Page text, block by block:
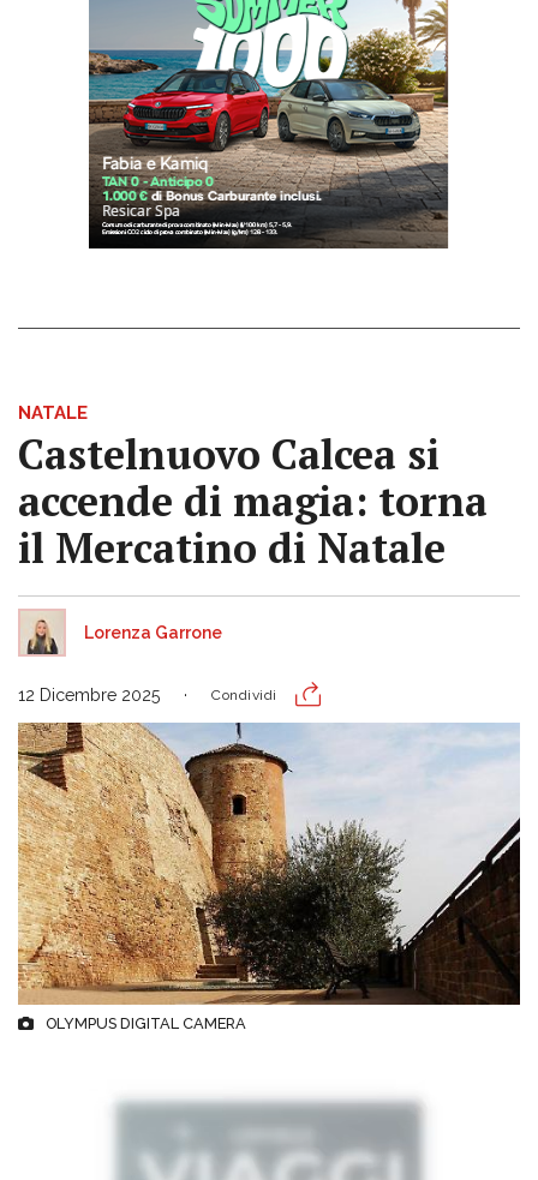
NATALE
Castelnuovo Calcea si
accende di magia: torna
il Mercatino di Natale
Lorenza Garrone
12 Dicembre 2025 Condividi
OLYMPUS DIGITAL CAMERA